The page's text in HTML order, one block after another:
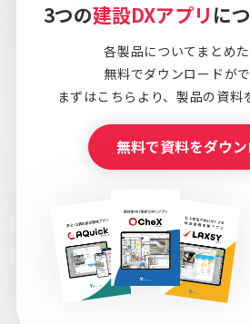
3つの建設DXアプリ に
各製品についてまとめた
無料でダウンロードがで
まずはこちらより、製品の資料
無料で資料をダウ